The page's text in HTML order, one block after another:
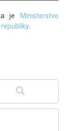
je
Ministerstvo
.
Hľadať